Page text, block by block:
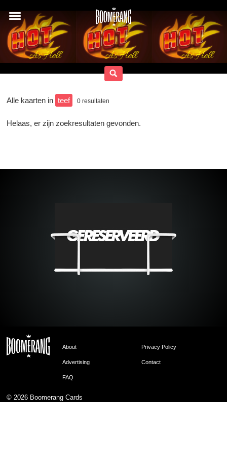
Alle kaarten in teef 0 resultaten
Helaas, er zijn zoekresultaten gevonden.
About Privacy Policy
Advertising Contact
FAQ
© 2026 Boomerang Cards